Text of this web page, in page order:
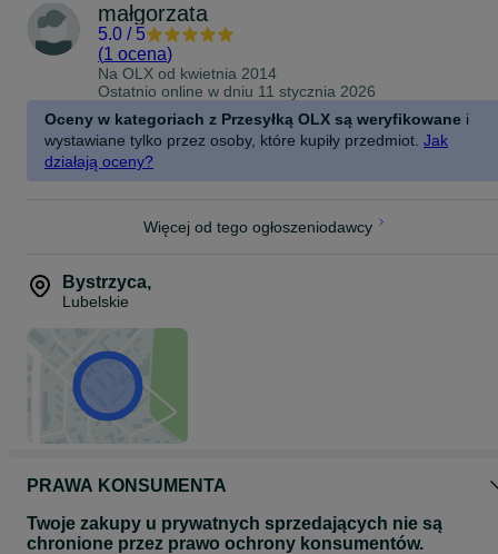
małgorzata
5.0 / 5
(1 ocena)
Na OLX od kwietnia 2014
Ostatnio online w dniu 11 stycznia 2026
Oceny w kategoriach z Przesyłką OLX są weryfikowane i
wystawiane tylko przez osoby, które kupiły przedmiot. Jak
działają oceny?
Więcej od tego ogłoszeniodawcy
Bystrzyca,
Lubelskie
PRAWA KONSUMENTA
Twoje zakupy u prywatnych sprzedających nie są
chronione przez prawo ochrony konsumentów.